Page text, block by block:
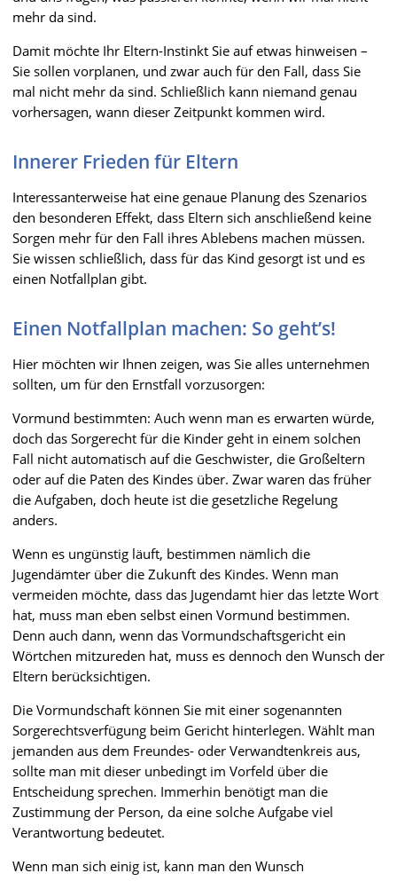
mehr da sind.
Damit möchte Ihr Eltern-Instinkt Sie auf etwas hinweisen –
Sie sollen vorplanen, und zwar auch für den Fall, dass Sie
mal nicht mehr da sind. Schließlich kann niemand genau
vorhersagen, wann dieser Zeitpunkt kommen wird.
Innerer Frieden für Eltern
Interessanterweise hat eine genaue Planung des Szenarios
den besonderen Effekt, dass Eltern sich anschließend keine
Sorgen mehr für den Fall ihres Ablebens machen müssen.
Sie wissen schließlich, dass für das Kind gesorgt ist und es
einen Notfallplan gibt.
Einen Notfallplan machen: So geht’s!
Hier möchten wir Ihnen zeigen, was Sie alles unternehmen
sollten, um für den Ernstfall vorzusorgen:
Vormund bestimmten: Auch wenn man es erwarten würde,
doch das Sorgerecht für die Kinder geht in einem solchen
Fall nicht automatisch auf die Geschwister, die Großeltern
oder auf die Paten des Kindes über. Zwar waren das früher
die Aufgaben, doch heute ist die gesetzliche Regelung
anders.
Wenn es ungünstig läuft, bestimmen nämlich die
Jugendämter über die Zukunft des Kindes. Wenn man
vermeiden möchte, dass das Jugendamt hier das letzte Wort
hat, muss man eben selbst einen Vormund bestimmen.
Denn auch dann, wenn das Vormundschaftsgericht ein
Wörtchen mitzureden hat, muss es dennoch den Wunsch der
Eltern berücksichtigen.
Die Vormundschaft können Sie mit einer sogenannten
Sorgerechtsverfügung beim Gericht hinterlegen. Wählt man
jemanden aus dem Freundes- oder Verwandtenkreis aus,
sollte man mit dieser unbedingt im Vorfeld über die
Entscheidung sprechen. Immerhin benötigt man die
Zustimmung der Person, da eine solche Aufgabe viel
Verantwortung bedeutet.
Wenn man sich einig ist, kann man den Wunsch